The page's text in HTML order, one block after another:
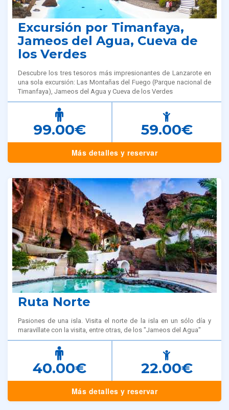
Excursión por Timanfaya,
Jameos del Agua, Cueva de
los Verdes
Descubre los tres tesoros más impresionantes de Lanzarote en
una sola excursión: Las Montañas del Fuego (Parque nacional de
Timanfaya), Jameos del Agua y Cueva de los Verdes
99.00€ 59.00€
Más detalles y reservar
Ruta Norte
Pasiones de una isla. Visita el norte de la isla en un sólo día y
maravillate con la visita, entre otras, de los "Jameos del Agua"
40.00€ 22.00€
Más detalles y reservar